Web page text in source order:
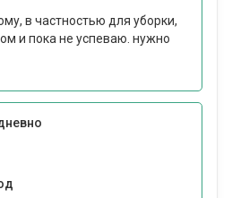
в частностью для уборки,
и пока не успеваю. нужно